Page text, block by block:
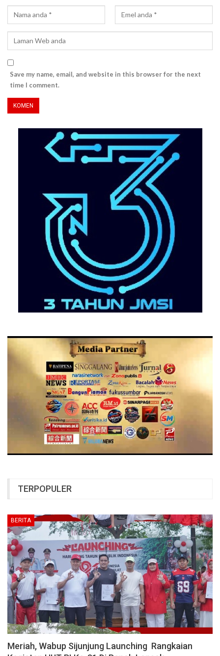
Save my name, email, and website in this browser for the next
time I comment.
TERPOPULER
BERITA
Meriah, Wabup Sijunjung Launching Rangkaian